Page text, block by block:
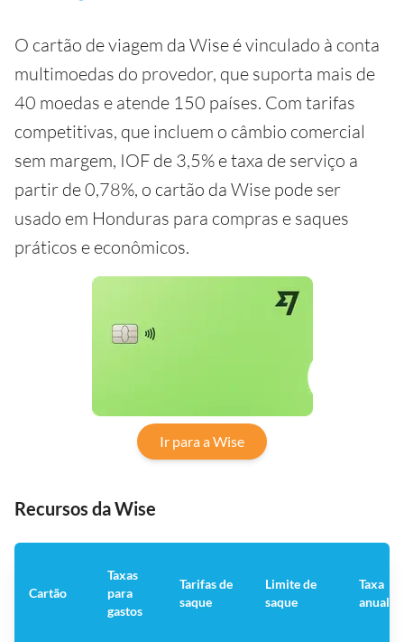
O cartão de viagem da Wise é vinculado à conta
multimoedas do provedor, que suporta mais de
40 moedas e atende 150 países. Com tarifas
competitivas, que incluem o câmbio comercial
sem margem, IOF de 3,5% e taxa de serviço a
partir de 0,78%, o cartão da Wise pode ser
usado em Honduras para compras e saques
práticos e econômicos.
Ir para a Wise
Recursos da Wise
Cartão
Taxas
para
gastos
Tarifas de
saque
Limite de
saque
Taxa
anual